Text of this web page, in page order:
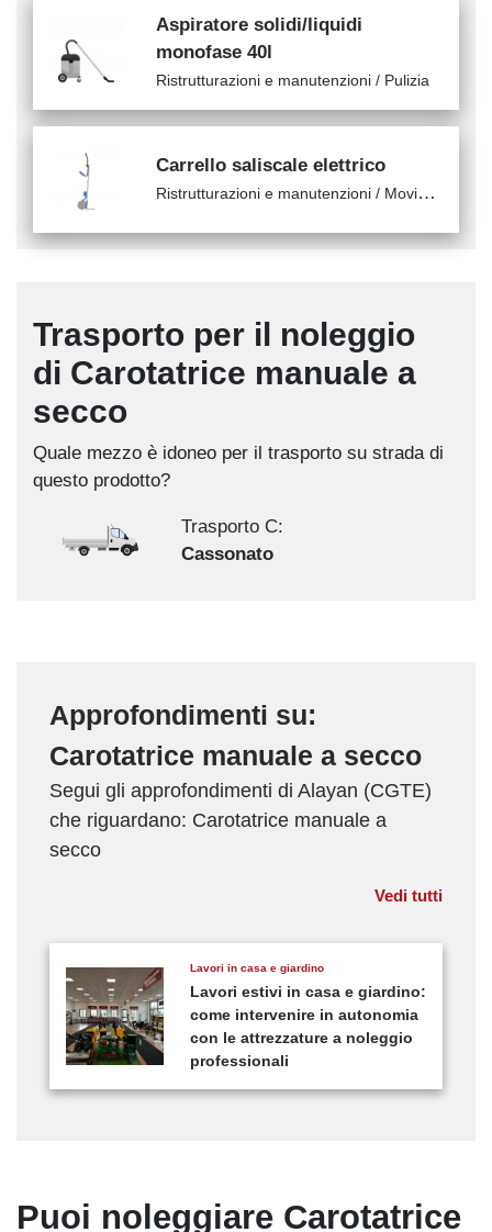
Aspiratore solidi/liquidi
monofase 40l
Ristrutturazioni e manutenzioni / Pulizia
Carrello saliscale elettrico
R
istrutturazioni e manutenzioni / Movimentazione cantiere
Trasporto per il noleggio
di Carotatrice manuale a
secco
Quale mezzo è idoneo per il trasporto su strada di
questo prodotto?
Trasporto C:
Cassonato
Approfondimenti su:
Carotatrice manuale a secco
Vedi tutti
Segui gli approfondimenti di Alayan (CGTE)
che riguardano: Carotatrice manuale a
secco
Lavori in casa e giardino
Lavori estivi in casa e giardino:
come intervenire in autonomia
con le attrezzature a noleggio
professionali
Puoi noleggiare Carotatrice